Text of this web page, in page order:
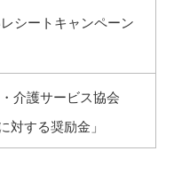
シートキャンペーン
介護サービス協会
対する奨励金」